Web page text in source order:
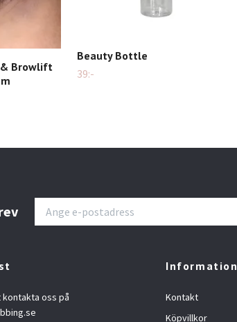
Browlift
Beauty Bottle
39:-
oss på
Information
Kontakt
Köpvillkor